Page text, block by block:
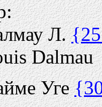
Л.
Dalmau
Уге